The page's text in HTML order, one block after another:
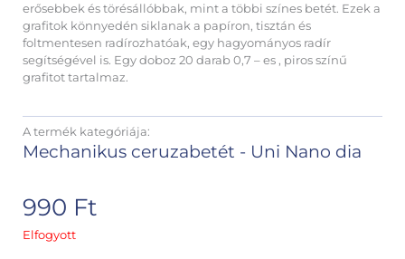
erősebbek és törésállóbbak, mint a többi színes betét. Ezek a
grafitok könnyedén siklanak a papíron, tisztán és
foltmentesen radírozhatóak, egy hagyományos radír
segítségével is. Egy doboz 20 darab 0,7 – es , piros színű
grafitot tartalmaz.
A termék kategóriája:
Mechanikus ceruzabetét - Uni Nano dia
990 Ft
Elfogyott